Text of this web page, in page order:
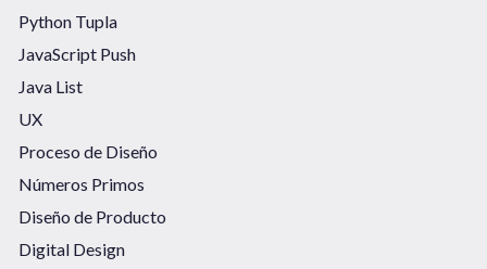
Python Tupla
JavaScript Push
Java List
UX
Proceso de Diseño
Números Primos
Diseño de Producto
Digital Design